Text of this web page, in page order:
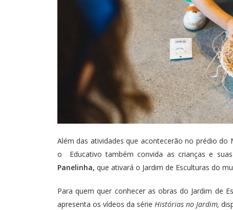
Além das atividades que acontecerão no prédio do
o Educativo também convida as crianças e
Panelinha, que ativará o Jardim de Esculturas do
Para quem quer conhecer as obras do Jardim de
apresenta os vídeos da série Histórias no Jardim,